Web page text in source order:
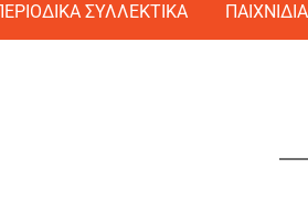
ΣΥΛΛΕΚΤΙΚΑ ΠΑΙΧΝΙΔΙΑ